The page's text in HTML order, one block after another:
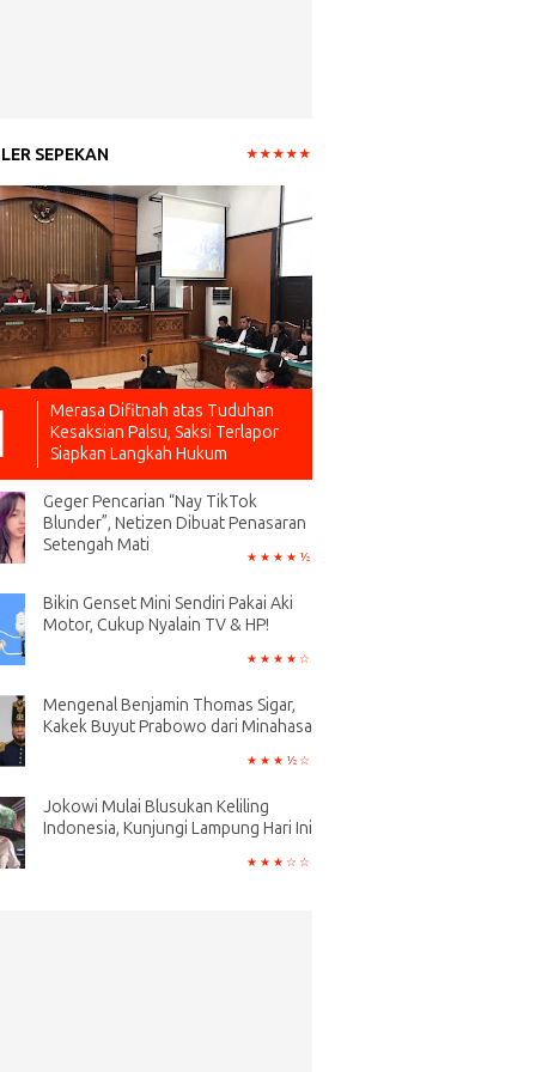
SEPEKAN
Merasa Difitnah atas Tuduhan
Kesaksian Palsu, Saksi Terlapor
Siapkan Langkah Hukum
Geger Pencarian “Nay TikTok
Blunder”, Netizen Dibuat Penasaran
Setengah Mati
Bikin Genset Mini Sendiri Pakai Aki
Motor, Cukup Nyalain TV & HP!
Mengenal Benjamin Thomas Sigar,
Kakek Buyut Prabowo dari Minahasa
Jokowi Mulai Blusukan Keliling
Indonesia, Kunjungi Lampung Hari Ini